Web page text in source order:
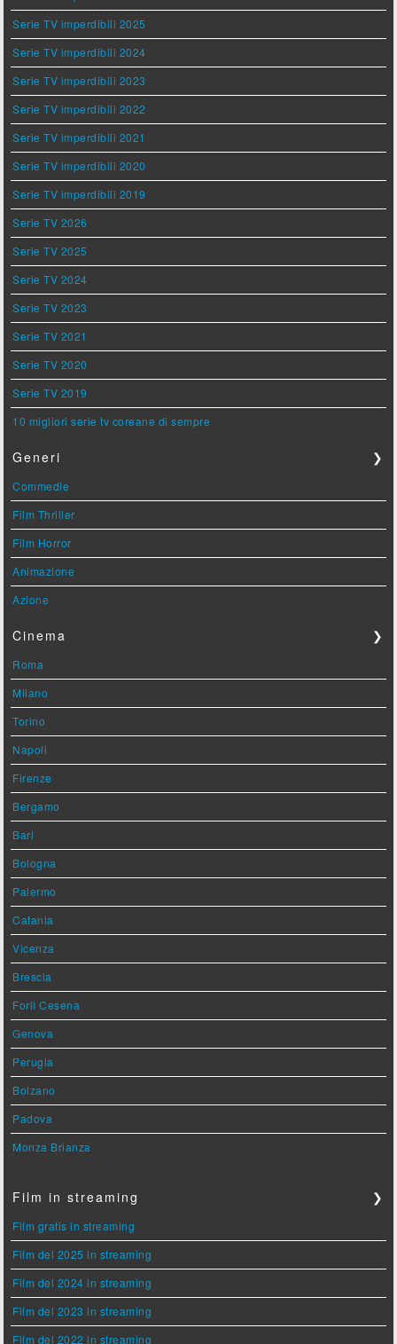
Serie TV imperdibili 2025
Serie TV imperdibili 2024
Serie TV imperdibili 2023
Serie TV imperdibili 2022
Serie TV imperdibili 2021
Serie TV imperdibili 2020
Serie TV imperdibili 2019
Serie TV 2026
Serie TV 2025
Serie TV 2024
Serie TV 2023
Serie TV 2021
Serie TV 2020
Serie TV 2019
10 migliori serie tv coreane di sempre
Generi ❯
Commedie
Film Thriller
Film Horror
Animazione
Azione
Cinema ❯
Roma
Milano
Torino
Napoli
Firenze
Bergamo
Bari
Bologna
Palermo
Catania
Vicenza
Brescia
Forlì Cesena
Genova
Perugia
Bolzano
Padova
Monza Brianza
Film in streaming ❯
Film gratis in streaming
Film del 2025 in streaming
Film del 2024 in streaming
Film del 2023 in streaming
Film del 2022 in streaming